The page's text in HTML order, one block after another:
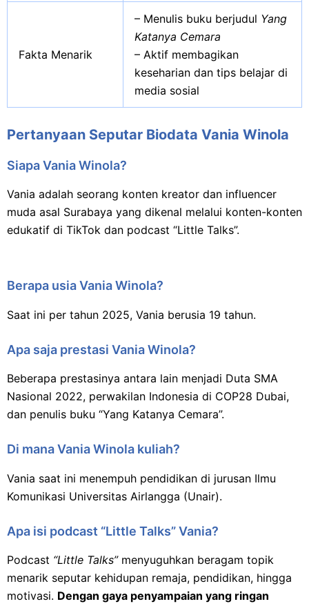
Fakta Menarik
– Menulis buku berjudul Yang
Katanya Cemara
– Aktif membagikan
keseharian dan tips belajar di
media sosial
Pertanyaan Seputar Biodata Vania Winola
Siapa Vania Winola?
Vania adalah seorang konten kreator dan influencer
muda asal Surabaya yang dikenal melalui konten-konten
edukatif di TikTok dan podcast “Little Talks”.​
Berapa usia Vania Winola?
Saat ini per tahun 2025, Vania berusia 19 tahun.​
Apa saja prestasi Vania Winola?
Beberapa prestasinya antara lain menjadi Duta SMA
Nasional 2022, perwakilan Indonesia di COP28 Dubai,
dan penulis buku “Yang Katanya Cemara”.​
Di mana Vania Winola kuliah?
Vania saat ini menempuh pendidikan di jurusan Ilmu
Komunikasi Universitas Airlangga (Unair).​
Apa isi podcast “Little Talks” Vania?
Podcast “Little Talks”menyuguhkan beragam topik
menarik seputar kehidupan remaja, pendidikan, hingga
motivasi. Dengan gaya penyampaian yang ringan